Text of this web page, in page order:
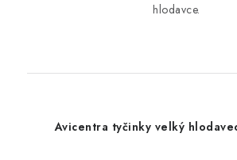
hlodavce.
Avicentra tyčinky velký